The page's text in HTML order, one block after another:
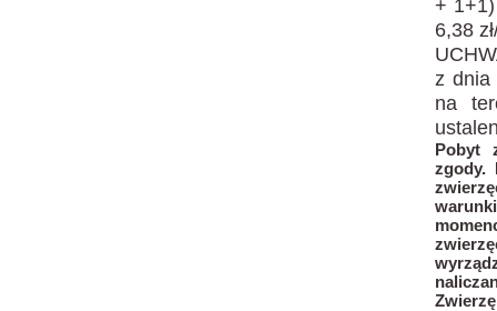
+ 1+1)
6,38
z dnia
na
Pobyt
zgody.
Zwierzę